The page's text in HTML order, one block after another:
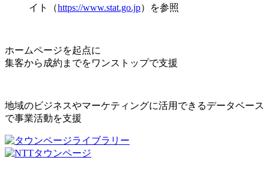
イト（https://www.stat.go.jp）を参照
ホームページを起点に
集客から成約までをワンストップで支援
地域のビジネスやマーケティングに活用できるデータベース
で事業活動を支援